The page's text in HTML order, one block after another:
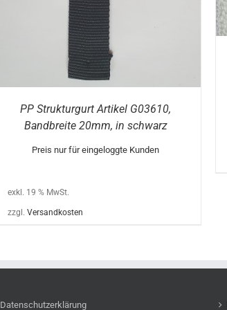
PP Strukturgurt Artikel G03610,
Bandbreite 20mm, in schwarz
Preis nur für eingeloggte Kunden
exkl. 19 % MwSt.
zzgl. Versandkosten
GEWÄHLT
Datenschutzerklärung